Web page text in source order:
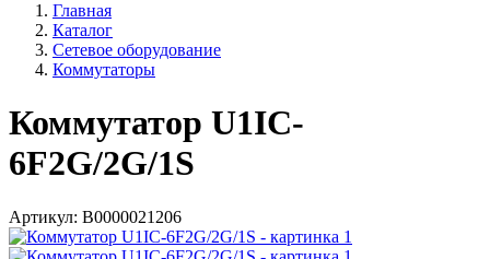
Главная
Каталог
Сетевое оборудование
Коммутаторы
Коммутатор U1IC-
6F2G/2G/1S
Артикул: В0000021206